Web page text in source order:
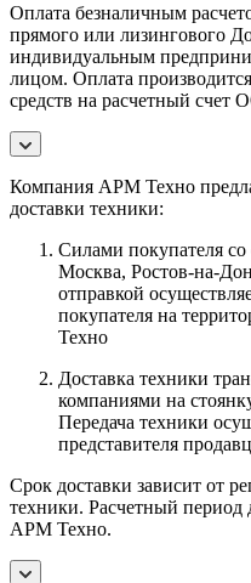
Оплата безналичным
прямого или лизингового
индивидуальным
лицом. Оплата
средств на расчетный
Компания АРМ Техно
доставки техники:
Силами покупателя со
Москва, Ростов-на-
отправкой
покупателя на
Техно
Доставка техники
компаниями на
Передача техники
представителя
Срок доставки зависит от
техники. Расчетный период
АРМ Техно.